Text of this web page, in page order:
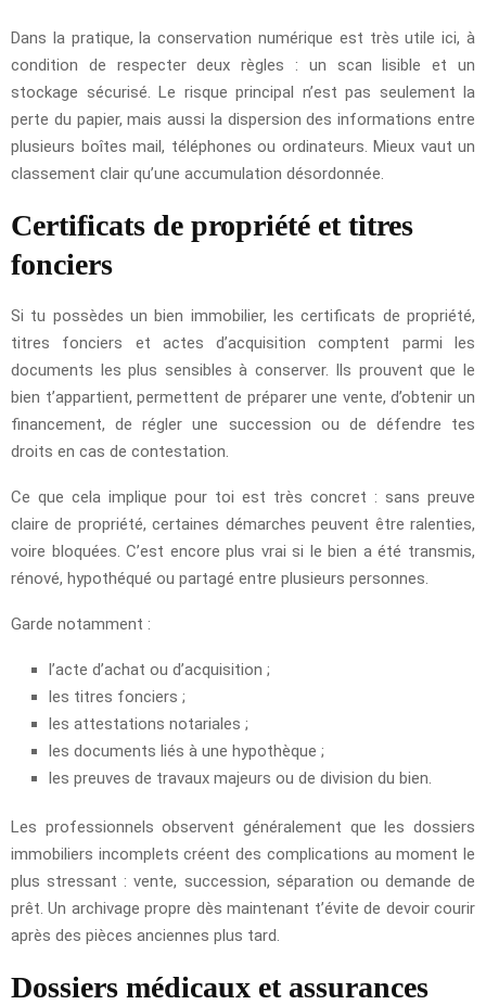
Dans la pratique, la conservation numérique est très utile ici, à
condition de respecter deux règles : un scan lisible et un
stockage sécurisé. Le risque principal n’est pas seulement la
perte du papier, mais aussi la dispersion des informations entre
plusieurs boîtes mail, téléphones ou ordinateurs. Mieux vaut un
classement clair qu’une accumulation désordonnée.
Certificats de propriété et titres
fonciers
Si tu possèdes un bien immobilier, les certificats de propriété,
titres fonciers et actes d’acquisition comptent parmi les
documents les plus sensibles à conserver. Ils prouvent que le
bien t’appartient, permettent de préparer une vente, d’obtenir un
financement, de régler une succession ou de défendre tes
droits en cas de contestation.
Ce que cela implique pour toi est très concret : sans preuve
claire de propriété, certaines démarches peuvent être ralenties,
voire bloquées. C’est encore plus vrai si le bien a été transmis,
rénové, hypothéqué ou partagé entre plusieurs personnes.
Garde notamment :
l’acte d’achat ou d’acquisition ;
les titres fonciers ;
les attestations notariales ;
les documents liés à une hypothèque ;
les preuves de travaux majeurs ou de division du bien.
Les professionnels observent généralement que les dossiers
immobiliers incomplets créent des complications au moment le
plus stressant : vente, succession, séparation ou demande de
prêt. Un archivage propre dès maintenant t’évite de devoir courir
après des pièces anciennes plus tard.
Dossiers médicaux et assurances